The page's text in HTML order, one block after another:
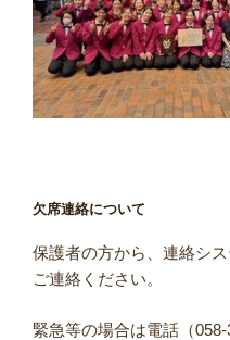
欠席連絡について
保護者の方から、連絡シ
ご連絡ください。
緊急等の場合は電話（